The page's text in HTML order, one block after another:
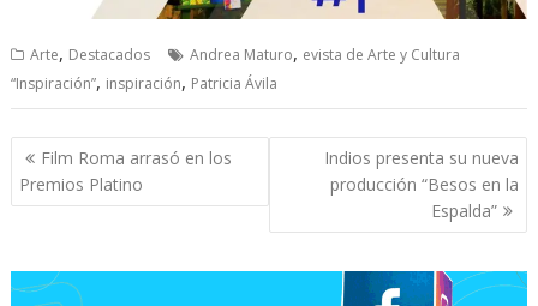
Arte, Destacados Andrea Maturo, evista de Arte y Cultura
“Inspiración”, inspiración, Patricia Ávila
Navegación
de
entradas
Film Roma arrasó en los
Premios Platino
Indios presenta su nueva
producción “Besos en la
Espalda”